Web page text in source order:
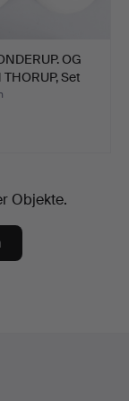
OG
THORUP, Set
Objekte.